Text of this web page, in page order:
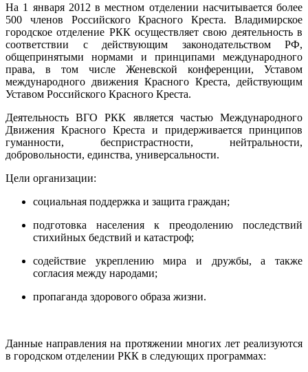
На 1 января 2012 в местном отделении насчитывается более
500 членов Российского Красного Креста. Владимирское
городское отделение РКК осуществляет свою деятельность в
соответствии с действующим законодательством РФ,
общепринятыми нормами и принципами международного
права, в том числе Женевской конференции, Уставом
международного движения Красного Креста, действующим
Уставом Российского Красного Креста.
Деятельность ВГО РКК является частью Международного
Движения Красного Креста и придерживается принципов
гуманности, беспристрастности, нейтральности,
добровольности, единства, универсальности.
Цели организации:
социальная поддержка и защита граждан;
подготовка населения к преодолению последствий
стихийных бедствий и катастроф;
содействие укреплению мира и дружбы, а также
согласия между народами;
пропаганда здорового образа жизни.
Данные направления на протяжении многих лет реализуются
в городском отделении РКК в следующих программах: